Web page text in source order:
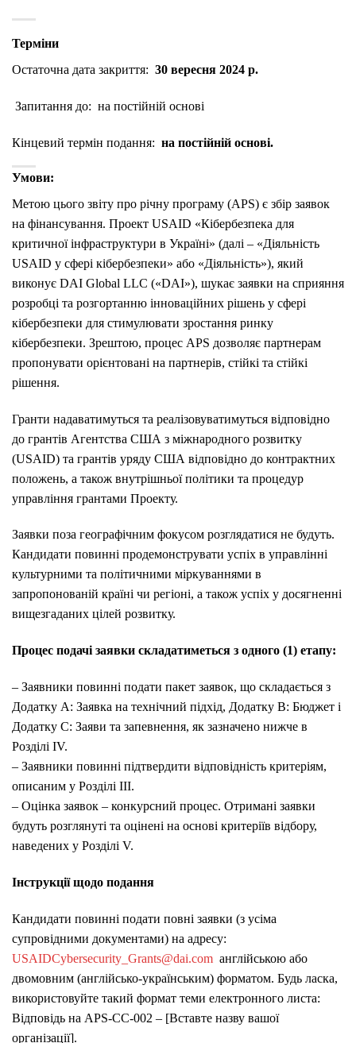
Терміни
Остаточна дата закриття: 30 вересня 2024 р.
Запитання до: на постійній основі
Кінцевий термін подання: на постійній основі.
Умови:
Метою цього звіту про річну програму (APS) є збір заявок
на фінансування. Проект USAID «Кібербезпека для
критичної інфраструктури в Україні» (далі – «Діяльність
USAID у сфері кібербезпеки» або «Діяльність»), який
виконує DAI Global LLC («DAI»), шукає заявки на сприяння
розробці та розгортанню інноваційних рішень у сфері
кібербезпеки для стимулювати зростання ринку
кібербезпеки. Зрештою, процес APS дозволяє партнерам
пропонувати орієнтовані на партнерів, стійкі та стійкі
рішення.
Гранти надаватимуться та реалізовуватимуться відповідно
до грантів Агентства США з міжнародного розвитку
(USAID) та грантів уряду США відповідно до контрактних
положень, а також внутрішньої політики та процедур
управління грантами Проекту.
Заявки поза географічним фокусом розглядатися не будуть.
Кандидати повинні продемонструвати успіх в управлінні
культурними та політичними міркуваннями в
запропонованій країні чи регіоні, а також успіх у досягненні
вищезгаданих цілей розвитку.
Процес подачі заявки складатиметься з одного (1) етапу:
– Заявники повинні подати пакет заявок, що складається з
Додатку A: Заявка на технічний підхід, Додатку B: Бюджет і
Додатку C: Заяви та запевнення, як зазначено нижче в
Розділі IV.
– Заявники повинні підтвердити відповідність критеріям,
описаним у Розділі III.
– Оцінка заявок – конкурсний процес. Отримані заявки
будуть розглянуті та оцінені на основі критеріїв відбору,
наведених у Розділі V.
Інструкції щодо подання
Кандидати повинні подати повні заявки (з усіма
супровідними документами) на адресу:
USAIDCybersecurity_Grants@dai.com англійською або
двомовним (англійсько-українським) форматом. Будь ласка,
використовуйте такий формат теми електронного листа:
Відповідь на APS-CC-002 – [Вставте назву вашої
організації].